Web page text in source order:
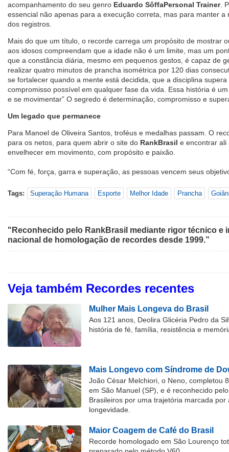
acompanhamento do seu genro Eduardo SôffaPersonal Trainer.
essencial não apenas para a execução correta, mas para manter
dos registros.
Mais do que um título, o recorde carrega um propósito de mostrar
aos idosos compreendam que a idade não é um limite, mas um
que a constância diária, mesmo em pequenos gestos, é capaz de
realizar quatro minutos de prancha isométrica por 120 dias
se fortalecer quando a mente está decidida, que a disciplina
compromisso possível em qualquer fase da vida. Essa história é
e se movimentar” O segredo é determinação, compromisso e
Um legado que permanece
Para Manoel de Oliveira Santos, troféus e medalhas passam. O
para os netos, para quem abrir o site do RankBrasil e encontrar ali
envelhecer em movimento, com propósito e paixão.
“Com fé, força, garra e superação, as pessoas vencem seus
Tags: Superação Humana Esporte Melhor Idade Prancha
"Reconhecido pelo RankBrasil mediante rigor técnico e
nacional de homologação de recordes desde 1999.”
Veja também Recordes recentes
Mulher Mais Longeva do Brasil
Aos 121 anos, Deolira Glicéria Pedro da
história de fé, família, resistência e
Mais Longevo com Síndrome de
João César Melchiori, o Neno, completou
em São Manuel (SP), e é reconhecido
Brasileiros por uma trajetória marcada por
longevidade.
Maior Coagem de Café do Brasil
Recorde homologado em São Lourenço